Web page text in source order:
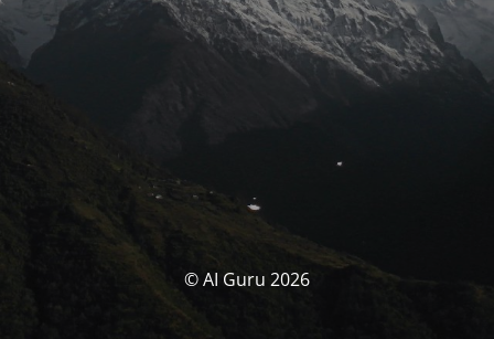
© AI Guru 2026